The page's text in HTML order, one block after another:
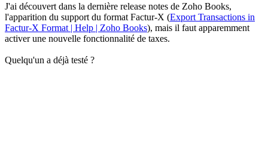
J'ai découvert dans la dernière release notes de Zoho Books,
l'apparition du support du format Factur-X (Export Transactions in
Factur-X Format | Help | Zoho Books), mais il faut apparemment
activer une nouvelle fonctionnalité de taxes.
Quelqu'un a déjà testé ?